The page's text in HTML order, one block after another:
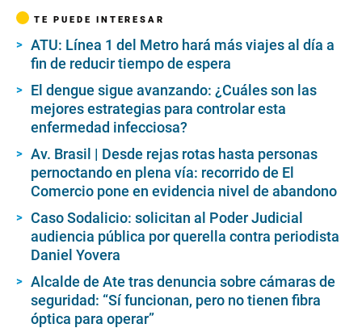
o
2
m
u
s
1
3
s
e
c
o
n
d
s
TE PUEDE INTERESAR
ATU: Línea 1 del Metro hará más viajes al día a
fin de reducir tiempo de espera
El dengue sigue avanzando: ¿Cuáles son las
mejores estrategias para controlar esta
enfermedad infecciosa?
Av. Brasil | Desde rejas rotas hasta personas
pernoctando en plena vía: recorrido de El
Comercio pone en evidencia nivel de abandono
Caso Sodalicio: solicitan al Poder Judicial
audiencia pública por querella contra periodista
Daniel Yovera
Alcalde de Ate tras denuncia sobre cámaras de
seguridad: “Sí funcionan, pero no tienen fibra
óptica para operar”